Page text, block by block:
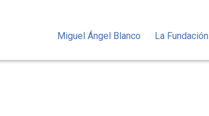
Miguel Ángel Blanco La Fundación